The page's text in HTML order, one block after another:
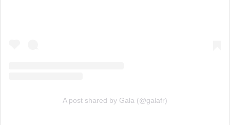
A post shared by Gala (@galafr)